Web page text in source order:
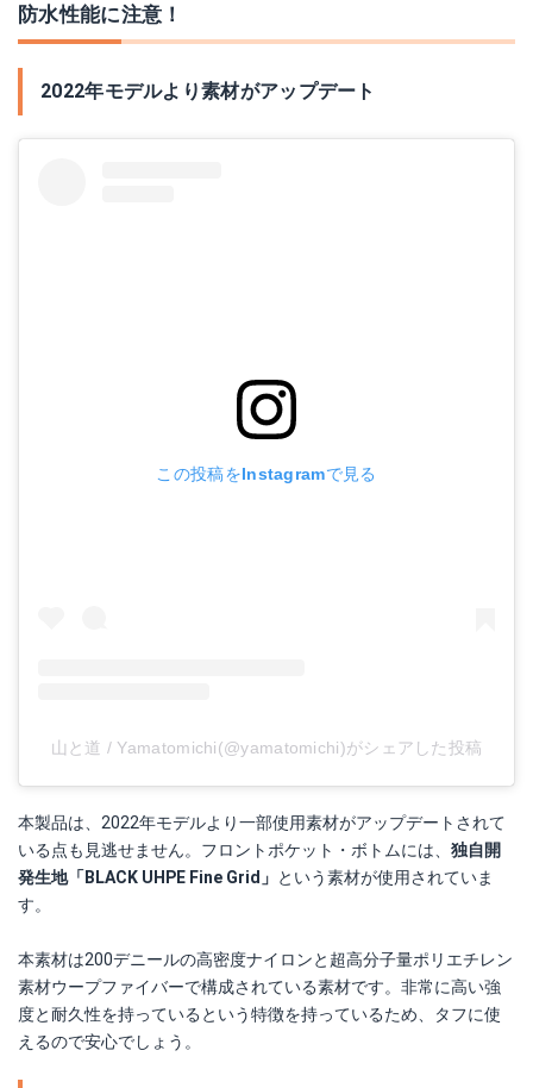
防水性能に注意！
2022年モデルより素材がアップデート
この投稿をInstagramで見る
山と道 / Yamatomichi(@yamatomichi)がシェアした投稿
本製品は、2022年モデルより一部使用素材がアップデートされて
いる点も見逃せません。フロントポケット・ボトムには、 独自開
発生地「BLACK UHPE Fine Grid」 という素材が使用されていま
す。
本素材は200デニールの高密度ナイロンと超高分子量ポリエチレン
素材ウープファイバーで構成されている素材です。非常に高い強
度と耐久性を持っているという特徴を持っているため、タフに使
えるので安心でしょう。